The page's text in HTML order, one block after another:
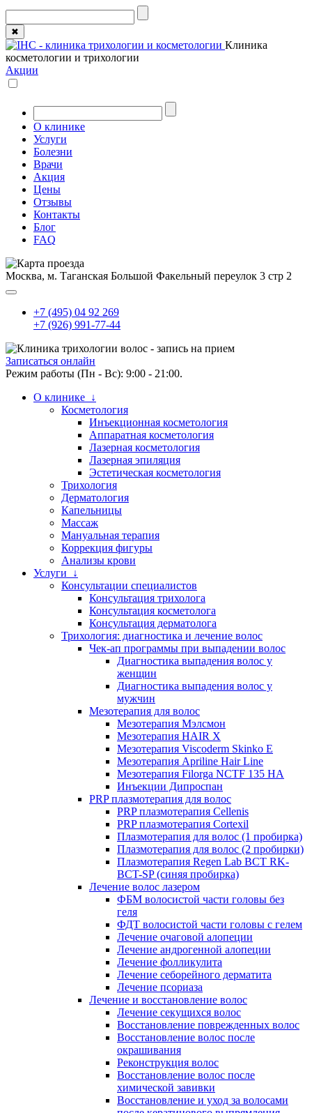
✖
Клиника
косметологии и трихологии
Акции
О клинике
Услуги
Болезни
Врачи
Акция
Цены
Отзывы
Контакты
Блог
FAQ
Москва, м. Таганская Большой Факельный переулок 3 стр 2
+7 (495) 04 92 269
+7 (926) 991-77-44
Записаться онлайн
Режим работы (Пн - Вс): 9:00 - 21:00.
О клинике ↓
Косметология
Инъекционная косметология
Аппаратная косметология
Лазерная косметология
Лазерная эпиляция
Эстетическая косметология
Трихология
Дерматология
Капельницы
Массаж
Мануальная терапия
Коррекция фигуры
Анализы крови
Услуги ↓
Консультации специалистов
Консультация трихолога
Консультация косметолога
Консультация дерматолога
Трихология: диагностика и лечение волос
Чек-ап программы при выпадении волос
Диагностика выпадения волос у
женщин
Диагностика выпадения волос у
мужчин
Мезотерапия для волос
Мезотерапия Мэлсмон
Мезотерапия HAIR X
Мезотерапия Viscoderm Skinko E
Мезотерапия Apriline Hair Line
Мезотерапия Filorga NCTF 135 HA
Инъекции Дипроспан
PRP плазмотерапия для волос
PRP плазмотерапия Cellenis
PRP плазмотерапия Cortexil
Плазмотерапия для волос (1 пробирка)
Плазмотерапия для волос (2 пробирки)
Плазмотерапия Regen Lab BCT RK-
BCT-SP (синяя пробирка)
Лечение волос лазером
ФБМ волосистой части головы без
геля
ФДТ волосистой части головы с гелем
Лечение очаговой алопеции
Лечение андрогенной алопеции
Лечение фолликулита
Лечение себорейного дерматита
Лечение псориаза
Лечение и восстановление волос
Лечение секущихся волос
Восстановление поврежденных волос
Восстановление волос после
окрашивания
Реконструкция волос
Восстановление волос после
химической завивки
Восстановление и уход за волосами